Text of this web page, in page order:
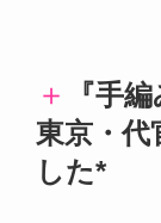
＋
『手
東京・代
した*